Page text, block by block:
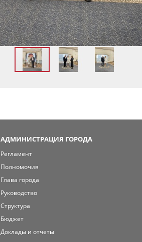
АДМИНИСТРАЦИЯ ГОРОДА
Регламент
Полномочия
Глава города
Руководство
Структура
Бюджет
Доклады и отчеты